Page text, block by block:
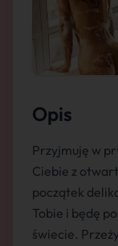
Opis
Przyjmuję w
Ciebie z
początek
Tobie i będę
świecie.